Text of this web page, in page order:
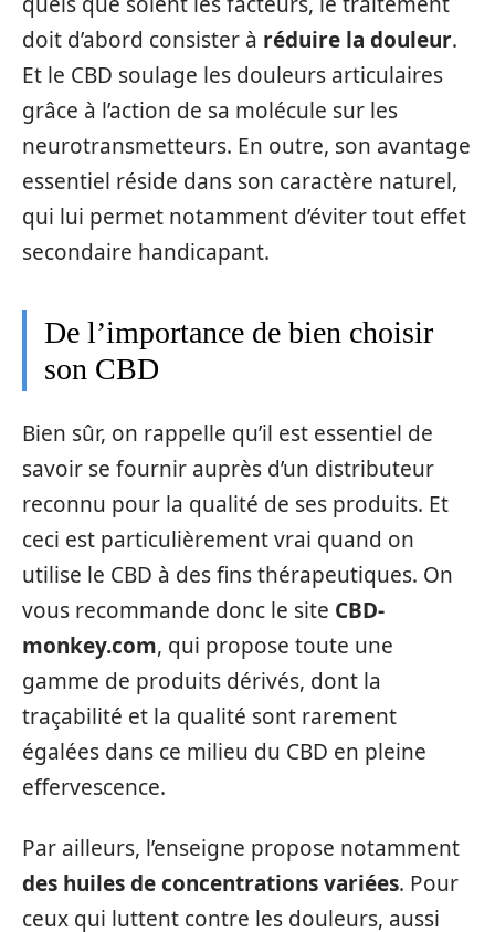
doit d’abord consister à réduire la douleur.
Et le CBD soulage les douleurs articulaires
grâce à l’action de sa molécule sur les
neurotransmetteurs. En outre, son avantage
essentiel réside dans son caractère naturel,
qui lui permet notamment d’éviter tout effet
secondaire handicapant.
De l’importance de bien choisir
son CBD
Bien sûr, on rappelle qu’il est essentiel de
savoir se fournir auprès d’un distributeur
reconnu pour la qualité de ses produits. Et
ceci est particulièrement vrai quand on
utilise le CBD à des fins thérapeutiques. On
vous recommande donc le site CBD-
monkey.com, qui propose toute une
gamme de produits dérivés, dont la
traçabilité et la qualité sont rarement
égalées dans ce milieu du CBD en pleine
effervescence.
Par ailleurs, l’enseigne propose notamment
des huiles de concentrations variées. Pour
ceux qui luttent contre les douleurs, aussi